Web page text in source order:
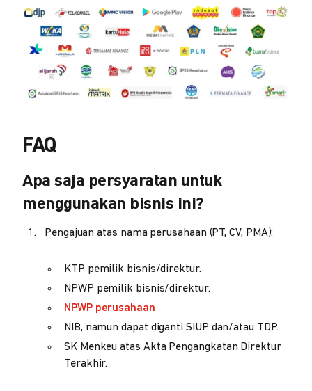
FAQ
Apa saja persyaratan untuk
menggunakan bisnis ini?
Pengajuan atas nama perusahaan (PT, CV, PMA):
KTP pemilik bisnis/direktur.
NPWP pemilik bisnis/direktur.
NPWP perusahaan
NIB, namun dapat diganti SIUP dan/atau TDP.
SK Menkeu atas Akta Pengangkatan Direktur
Terakhir.